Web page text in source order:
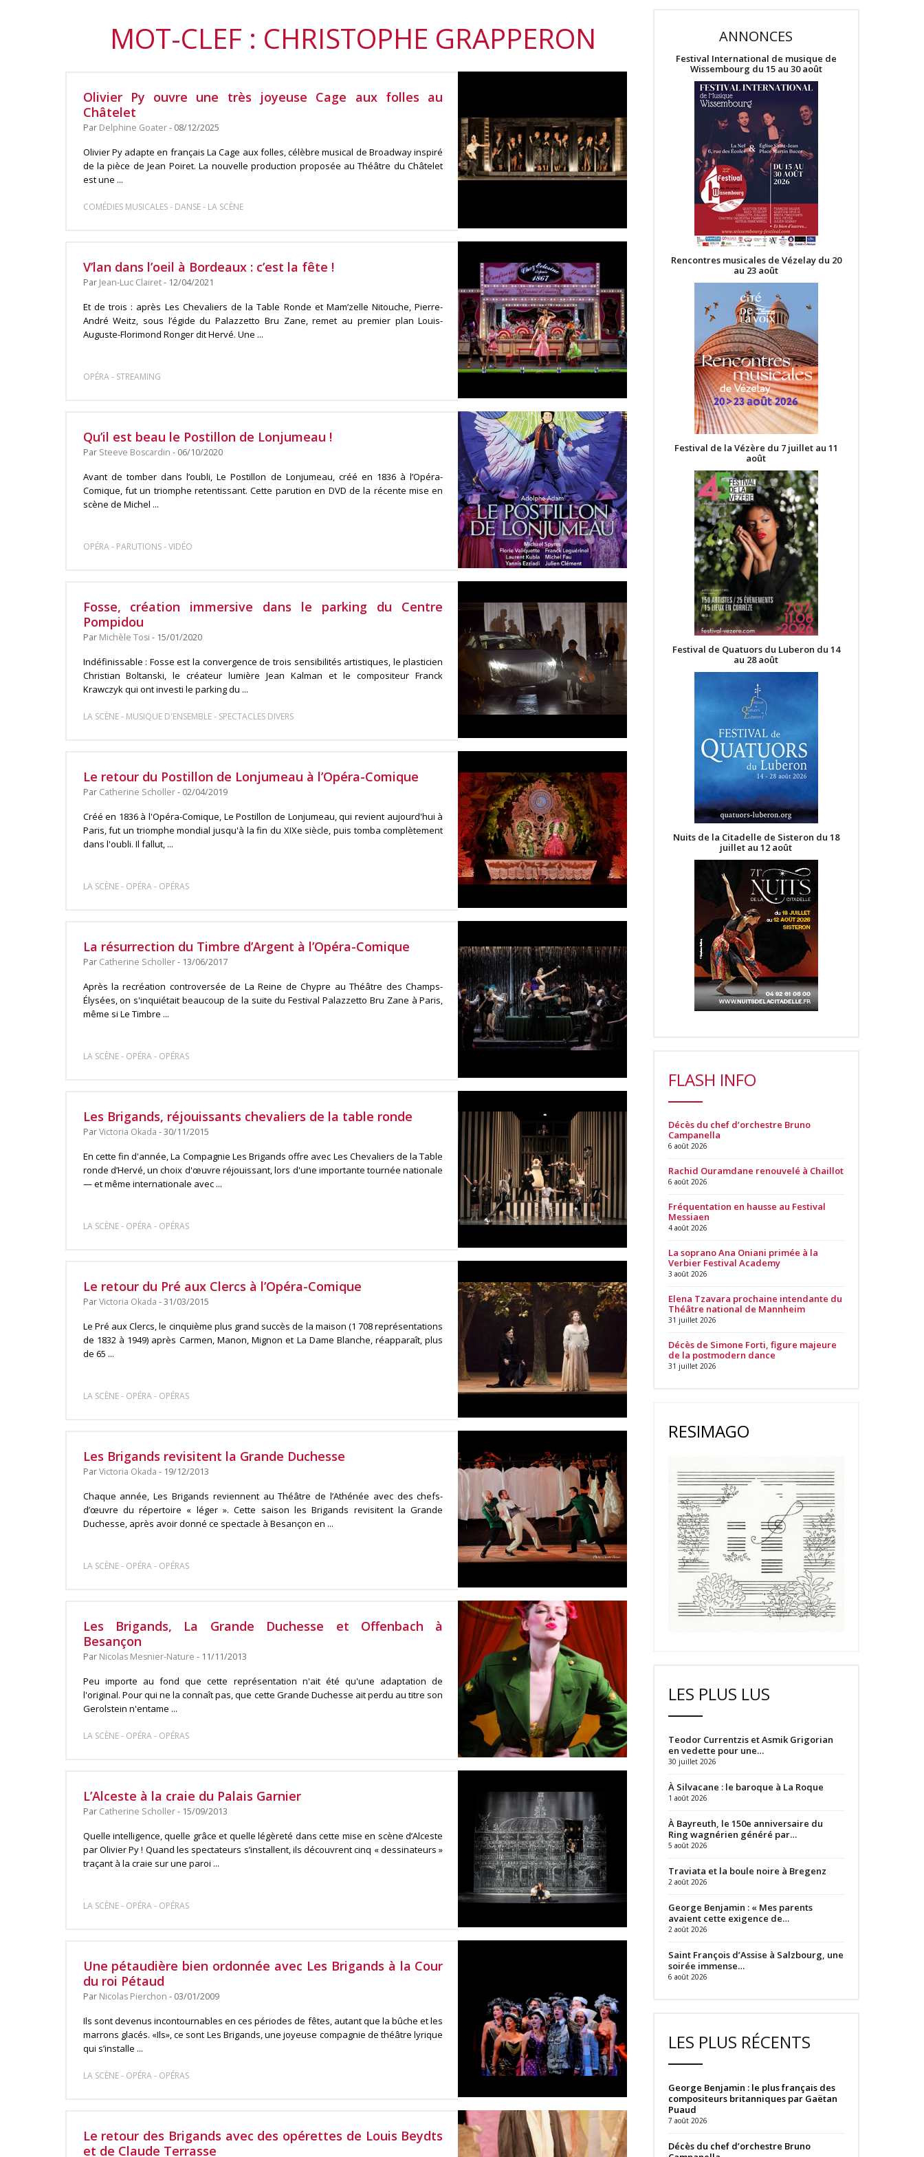
MOT-CLEF : CHRISTOPHE GRAPPERON
Olivier Py ouvre une très joyeuse Cage aux folles au
Châtelet
Par Delphine Goater- 08/12/2025
Olivier Py adapte en français La Cage aux folles, célèbre musical de Broadway inspiré
de la pièce de Jean Poiret. La nouvelle production proposée au Théâtre du Châtelet
est une ...
COMÉDIES MUSICALES- DANSE- LA SCÈNE
V’lan dans l’oeil à Bordeaux : c’est la fête !
Par Jean-Luc Clairet- 12/04/2021
Et de trois : après Les Chevaliers de la Table Ronde et Mam’zelle Nitouche, Pierre-
André Weitz, sous l’égide du Palazzetto Bru Zane, remet au premier plan Louis-
Auguste-Florimond Ronger dit Hervé. Une ...
OPÉRA- STREAMING
Qu’il est beau le Postillon de Lonjumeau !
Par Steeve Boscardin - 06/10/2020
Avant de tomber dans l’oubli, Le Postillon de Lonjumeau, créé en 1836 à l’Opéra-
Comique, fut un triomphe retentissant. Cette parution en DVD de la récente mise en
scène de Michel ...
OPÉRA- PARUTIONS-VIDÉO
Fosse, création immersive dans le parking du Centre
Pompidou
Par Michèle Tosi - 15/01/2020
Indéfinissable : Fosse est la convergence de trois sensibilités artistiques, le plasticien
Christian Boltanski, le créateur lumière Jean Kalman et le compositeur Franck
Krawczyk qui ont investi le parking du ...
LA SCÈNE- MUSIQUE D'ENSEMBLE- SPECTACLES DIVERS
Le retour du Postillon de Lonjumeau à l’Opéra-Comique
Par Catherine Scholler- 02/04/2019
Créé en 1836 à l'Opéra-Comique, Le Postillon de Lonjumeau, qui revient aujourd'hui à
Paris, fut un triomphe mondial jusqu'à la fin du XIXe siècle, puis tomba complètement
dans l'oubli. Il fallut, ...
LA SCÈNE- OPÉRA- OPÉRAS
La résurrection du Timbre d’Argent à l’Opéra-Comique
Par Catherine Scholler- 13/06/2017
Après la recréation controversée de La Reine de Chypre au Théâtre des Champs-
Élysées, on s'inquiétait beaucoup de la suite du Festival Palazzetto Bru Zane à Paris,
même si Le Timbre ...
LA SCÈNE- OPÉRA- OPÉRAS
Les Brigands, réjouissants chevaliers de la table ronde
ParVictoria Okada - 30/11/2015
En cette fin d'année, La Compagnie Les Brigands offre avec Les Chevaliers de la Table
ronde d’Hervé, un choix d'œuvre réjouissant, lors d'une importante tournée nationale
— et même internationale avec ...
LA SCÈNE- OPÉRA- OPÉRAS
Le retour du Pré aux Clercs à l’Opéra-Comique
ParVictoria Okada - 31/03/2015
Le Pré aux Clercs, le cinquième plus grand succès de la maison (1 708 représentations
de 1832 à 1949) après Carmen, Manon, Mignon et La Dame Blanche, réapparaît, plus
de 65 ...
LA SCÈNE- OPÉRA- OPÉRAS
Les Brigands revisitent la Grande Duchesse
ParVictoria Okada - 19/12/2013
Chaque année, Les Brigands reviennent au Théâtre de l’Athénée avec des chefs-
d’œuvre du répertoire « léger ». Cette saison les Brigands revisitent la Grande
Duchesse, après avoir donné ce spectacle à Besançon en ...
LA SCÈNE- OPÉRA- OPÉRAS
Les Brigands, La Grande Duchesse et Offenbach à
Besançon
Par Nicolas Mesnier-Nature - 11/11/2013
Peu importe au fond que cette représentation n'ait été qu'une adaptation de
l'original. Pour qui ne la connaît pas, que cette Grande Duchesse ait perdu au titre son
Gerolstein n'entame ...
LA SCÈNE- OPÉRA- OPÉRAS
L’Alceste à la craie du Palais Garnier
Par Catherine Scholler- 15/09/2013
Quelle intelligence, quelle grâce et quelle légèreté dans cette mise en scène d’Alceste
par Olivier Py ! Quand les spectateurs s’installent, ils découvrent cinq « dessinateurs »
traçant à la craie sur une paroi ...
LA SCÈNE- OPÉRA- OPÉRAS
Une pétaudière bien ordonnée avec Les Brigands à la Cour
du roi Pétaud
Par Nicolas Pierchon - 03/01/2009
Ils sont devenus incontournables en ces périodes de fêtes, autant que la bûche et les
marrons glacés. «Ils», ce sont Les Brigands, une joyeuse compagnie de théâtre lyrique
qui s’installe ...
LA SCÈNE- OPÉRA- OPÉRAS
Le retour des Brigands avec des opérettes de Louis Beydts
et de Claude Terrasse
ANNONCES
Festival International de musique de
Wissembourg du 15 au 30 août
Rencontres musicales de Vézelay du 20
au 23 août
Festival de la Vézère du 7 juillet au 11
août
Festival de Quatuors du Luberon du 14
au 28 août
Nuits de la Citadelle de Sisteron du 18
juillet au 12 août
FLASH INFO
Décès du chef d’orchestre Bruno
Campanella
6 août 2026
Rachid Ouramdane renouvelé à Chaillot
6 août 2026
Fréquentation en hausse au Festival
Messiaen
4 août 2026
La soprano Ana Oniani primée à la
Verbier Festival Academy
3 août 2026
Elena Tzavara prochaine intendante du
Théâtre national de Mannheim
31 juillet 2026
Décès de Simone Forti, figure majeure
de la postmodern dance
31 juillet 2026
RESIMAGO
LES PLUS LUS
Teodor Currentzis et Asmik Grigorian
en vedette pour une…
30 juillet 2026
À Silvacane : le baroque à La Roque
1 août 2026
À Bayreuth, le 150e anniversaire du
Ring wagnérien généré par…
5 août 2026
Traviata et la boule noire à Bregenz
2 août 2026
George Benjamin : « Mes parents
avaient cette exigence de…
2 août 2026
Saint François d’Assise à Salzbourg, une
soirée immense…
6 août 2026
LES PLUS RÉCENTS
George Benjamin : le plus français des
compositeurs britanniques par Gaëtan
Puaud
7 août 2026
Décès du chef d’orchestre Bruno